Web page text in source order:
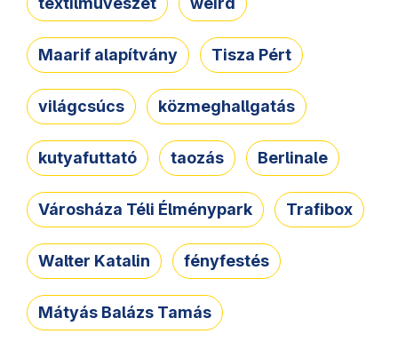
Maarif alapítvány Tisza Pért
világcsúcs közmeghallgatás
kutyafuttató taozás Berlinale
Városháza Téli Élménypark Trafibox
Walter Katalin fényfestés
Mátyás Balázs Tamás